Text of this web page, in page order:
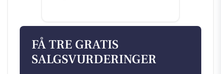
FÅ TRE GRATIS
SALGSVURDERINGER